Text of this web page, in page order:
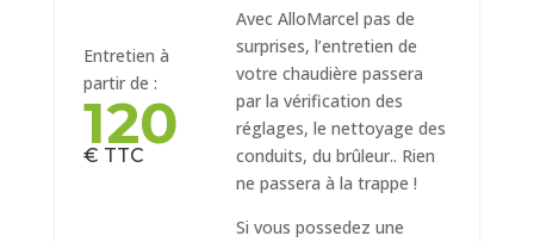
Entretien à
partir de :
120
€ TTC
Avec AlloMarcel pas de
surprises, l’entretien de
votre chaudière passera
par la vérification des
réglages, le nettoyage des
conduits, du brûleur.. Rien
ne passera à la trappe !
Si vous possedez une